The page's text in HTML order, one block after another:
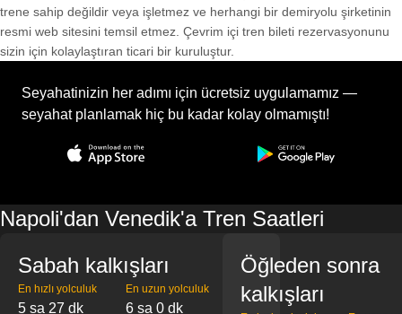
trene sahip değildir veya işletmez ve herhangi bir demiryolu şirketinin
resmi web sitesini temsil etmez. Çevrim içi tren bileti rezervasyonunu
sizin için kolaylaştıran ticari bir kuruluştur.
Seyahatinizin her adımı için ücretsiz uygulamamız —
seyahat planlamak hiç bu kadar kolay olmamıştı!
Napoli'dan Venedik'a Tren Saatleri
Sabah kalkışları
En hızlı yolculuk
5 sa 27 dk
En uzun yolculuk
6 sa 0 dk
Öğleden sonra
kalkışları